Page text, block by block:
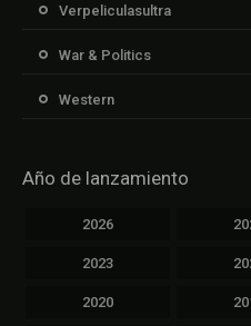
Verpeliculasultra
War & Politics
Western
Año de lanzamiento
2026
2023
2020